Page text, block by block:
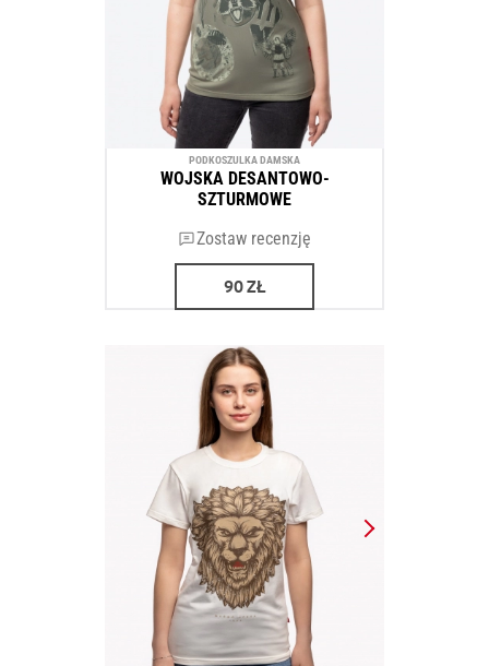
PODKOSZULKA DAMSKA
WOJSKA DESANTOWO-
SZTURMOWE
Zostaw recenzję
90ZŁ